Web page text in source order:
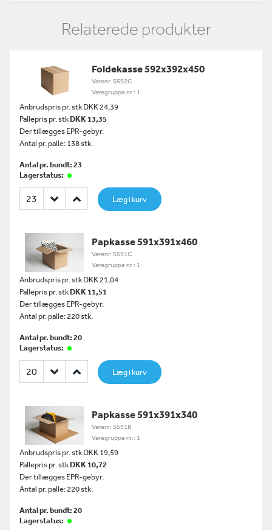
Relaterede produkter
Foldekasse 592x392x450
Varenr. S592C
Varegruppe nr.: 1
Anbrudspris pr. stk DKK 24,39
Pallepris pr. stkDKK 13,35
Der tillægges EPR-gebyr.
Antal pr. palle: 138 stk.
Antal pr. bundt: 23
Lagerstatus:
Læg i kurv
Papkasse 591x391x460
Varenr. S591C
Varegruppe nr.: 1
Anbrudspris pr. stk DKK 21,04
Pallepris pr. stkDKK 11,51
Der tillægges EPR-gebyr.
Antal pr. palle: 220 stk.
Antal pr. bundt: 20
Lagerstatus:
Læg i kurv
Papkasse 591x391x340
Varenr. S591B
Varegruppe nr.: 1
Anbrudspris pr. stk DKK 19,59
Pallepris pr. stkDKK 10,72
Der tillægges EPR-gebyr.
Antal pr. palle: 220 stk.
Antal pr. bundt: 20
Lagerstatus: